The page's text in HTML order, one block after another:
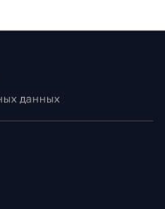
данных